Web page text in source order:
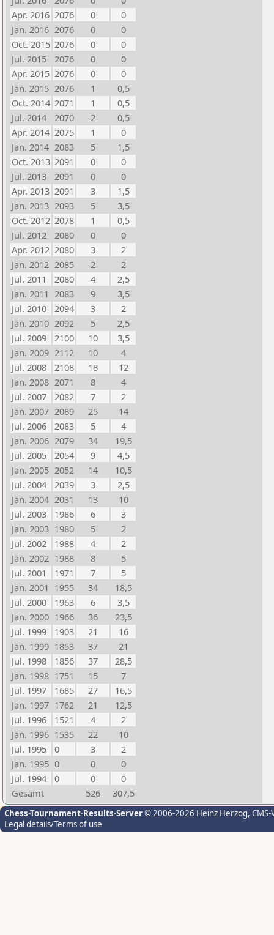
Apr. 2016 2076 0
0
Jan. 2016 2076 0
0
Oct. 2015 2076 0
0
Jul. 2015
2076 0
0
Apr. 2015 2076 0
0
Jan. 2015 2076 1
0,5
Oct. 2014 2071 1
0,5
Jul. 2014
2070 2
0,5
Apr. 2014 2075 1
0
Jan. 2014 2083 5
1,5
Oct. 2013 2091 0
0
Jul. 2013
2091 0
0
Apr. 2013 2091 3
1,5
Jan. 2013 2093 5
3,5
Oct. 2012 2078 1
0,5
Jul. 2012
2080 0
0
Apr. 2012 2080 3
2
Jan. 2012 2085 2
2
Jul. 2011
2080 4
2,5
Jan. 2011 2083 9
3,5
Jul. 2010
2094 3
2
Jan. 2010 2092 5
2,5
Jul. 2009
2100 10
3,5
Jan. 2009 2112 10
4
Jul. 2008
2108 18
12
Jan. 2008 2071 8
4
Jul. 2007
2082 7
2
Jan. 2007 2089 25
14
Jul. 2006
2083 5
4
Jan. 2006 2079 34
19,5
Jul. 2005
2054 9
4,5
Jan. 2005 2052 14
10,5
Jul. 2004
2039 3
2,5
Jan. 2004 2031 13
10
Jul. 2003
1986 6
3
Jan. 2003 1980 5
2
Jul. 2002
1988 4
2
Jan. 2002 1988 8
5
Jul. 2001
1971 7
5
Jan. 2001 1955 34
18,5
Jul. 2000
1963 6
3,5
Jan. 2000 1966 36
23,5
Jul. 1999
1903 21
16
Jan. 1999 1853 37
21
Jul. 1998
1856 37
28,5
Jan. 1998 1751 15
7
Jul. 1997
1685 27
16,5
Jan. 1997 1762 21
12,5
Jul. 1996
1521 4
2
Jan. 1996 1535 22
10
Jul. 1995
0 3
2
Jan. 1995 0 0
0
Jul. 1994
0 0
0
Gesamt
526 307,5
Chess-Tournament-Results-Server© 2006-2026 Heinz Herzog,
Legal details/Terms of use